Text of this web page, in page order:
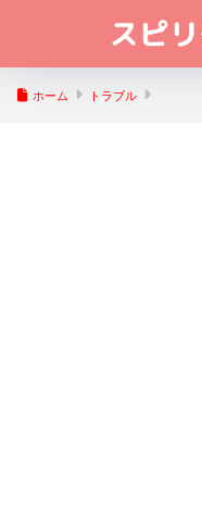
ホーム トラブル